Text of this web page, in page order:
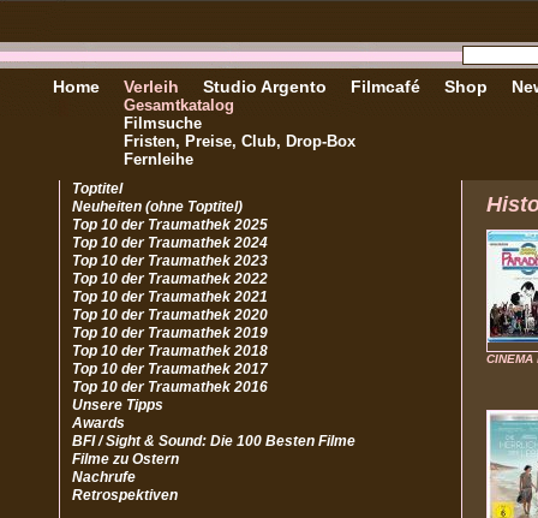
Home Verleih
Gesamtkatalog
Filmsuche
Fristen, Preise, Club, Drop-Box
Fernleihe
Studio Argento Filmcafé Shop
Toptitel
Neuheiten (ohne Toptitel)
Top 10 der Traumathek 2025
Top 10 der Traumathek 2024
Top 10 der Traumathek 2023
Top 10 der Traumathek 2022
Top 10 der Traumathek 2021
Top 10 der Traumathek 2020
Top 10 der Traumathek 2019
Top 10 der Traumathek 2018
Top 10 der Traumathek 2017
Top 10 der Traumathek 2016
Unsere Tipps
Awards
BFI / Sight & Sound: Die 100 Besten Filme
Filme zu Ostern
Nachrufe
Retrospektiven
CINEMA